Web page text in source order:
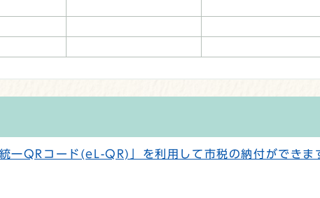
一QRコード(eL-QR)」を利用して市税の納付ができま